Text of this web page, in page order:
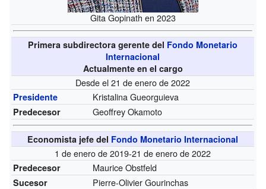
Gita Gopinath en 2023
Primera subdirectora gerente del Fondo Monetario
Internacional
Actualmente en el cargo
Desde el 21 de enero de 2022
Presidente Kristalina Gueorguieva
Predecesor Geoffrey Okamoto
Economista jefe del Fondo Monetario Internacional
1 de enero de 2019-21 de enero de 2022
Predecesor Maurice Obstfeld
Sucesor Pierre-Olivier Gourinchas